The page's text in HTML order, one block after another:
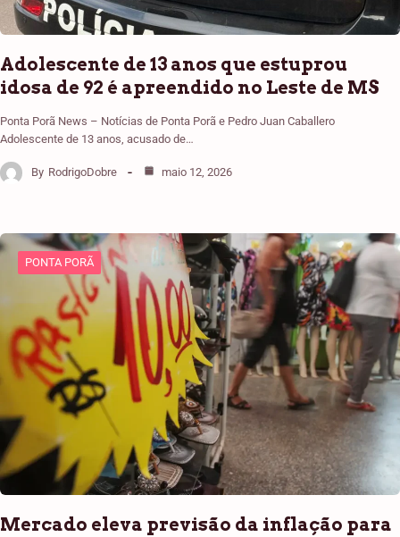
Adolescente de 13 anos que estuprou
idosa de 92 é apreendido no Leste de MS
Ponta Porã News – Notícias de Ponta Porã e Pedro Juan Caballero
Adolescente de 13 anos, acusado de…
By RodrigoDobre maio 12, 2026
PONTA PORÃ
Mercado eleva previsão da inflação para